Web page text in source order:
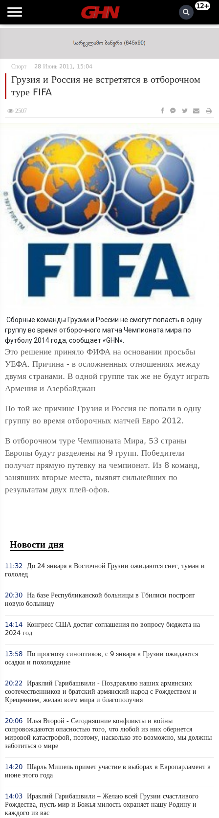
12+
Спорт 28 Июнь 2011, 15:04
Грузия и Россия не встретятся в отборочном
туре FIFA
2507
Сборные команды Грузии и России не смогут попасть в одну
группу во время отборочного матча Чемпионата мира по
футболу 2014 года, сообщает «GHN».
Это решение приняло ФИФА на основании просьбы
УЕФА. Причина - в осложненных отношениях между
двумя странами. В одной группе так же не будут играть
Армения и Азербайджан
По той же причине Грузия и Россия не попали в одну
группу во время отборочных матчей Евро 2012.
В отборочном туре Чемпионата Мира, 53 страны
Европы будут разделены на 9 групп. Победители
получат прямую путевку на чемпионат. Из 8 команд,
занявших вторые места, выявят сильнейших по
результатам двух плей-офов.
Новости дня
11:32 До 24 января в Восточной Грузии ожидаются снег, туман и
гололед
20:30 На базе Республиканской больницы в Тбилиси построят
новую больницу
14:14 Конгресс США достиг соглашения по вопросу бюджета на
2024 год
13:58 По прогнозу синоптиков, с 9 января в Грузии ожидаются
осадки и похолодание
20:22 Ираклий Гарибашвили - Поздравляю наших армянских
соотечественников и братский армянский народ с Рождеством и
Крещением, желаю всем мира и благополучия
20:06 Илья Второй - Сегодняшние конфликты и войны
сопровождаются опасностью того, что любой из них обернется
мировой катастрофой, поэтому, насколько это возможно, мы должны
заботиться о мире
14:20 Шарль Мишель примет участие в выборах в Европарламент в
июне этого года
14:03 Ираклий Гарибашвили – Желаю всей Грузии счастливого
Рождества, пусть мир и Божья милость охраняет нашу Родину и
каждого из вас